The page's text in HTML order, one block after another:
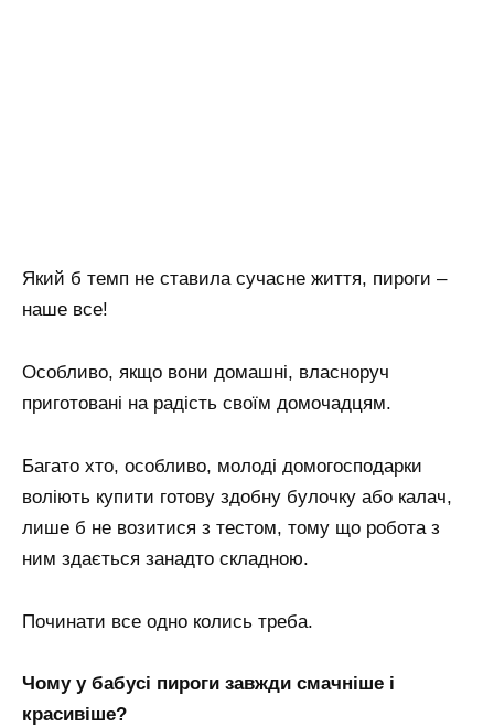
Який б темп не ставила сучасне життя, пироги –
наше все!
Особливо, якщо вони домашні, власноруч
приготовані на радість своїм домочадцям.
Багато хто, особливо, молоді домогосподарки
воліють купити готову здобну булочку або калач,
лише б не возитися з тестом, тому що робота з
ним здається занадто складною.
Починати все одно колись треба.
Чому у бабусі пироги завжди смачніше і
красивіше?